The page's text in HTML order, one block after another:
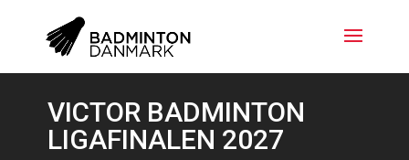
VICTOR BADMINTON
LIGAFINALEN 2027